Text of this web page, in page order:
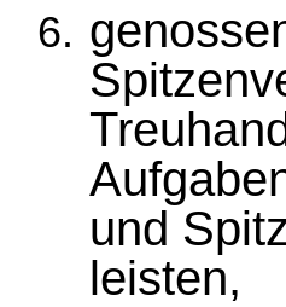
und
leisten,